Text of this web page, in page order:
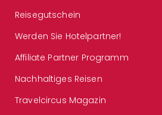
Reisegutschein
Werden Sie Hotelpartner!
Affiliate Partner Programm
Nachhaltiges Reisen
Travelcircus Magazin